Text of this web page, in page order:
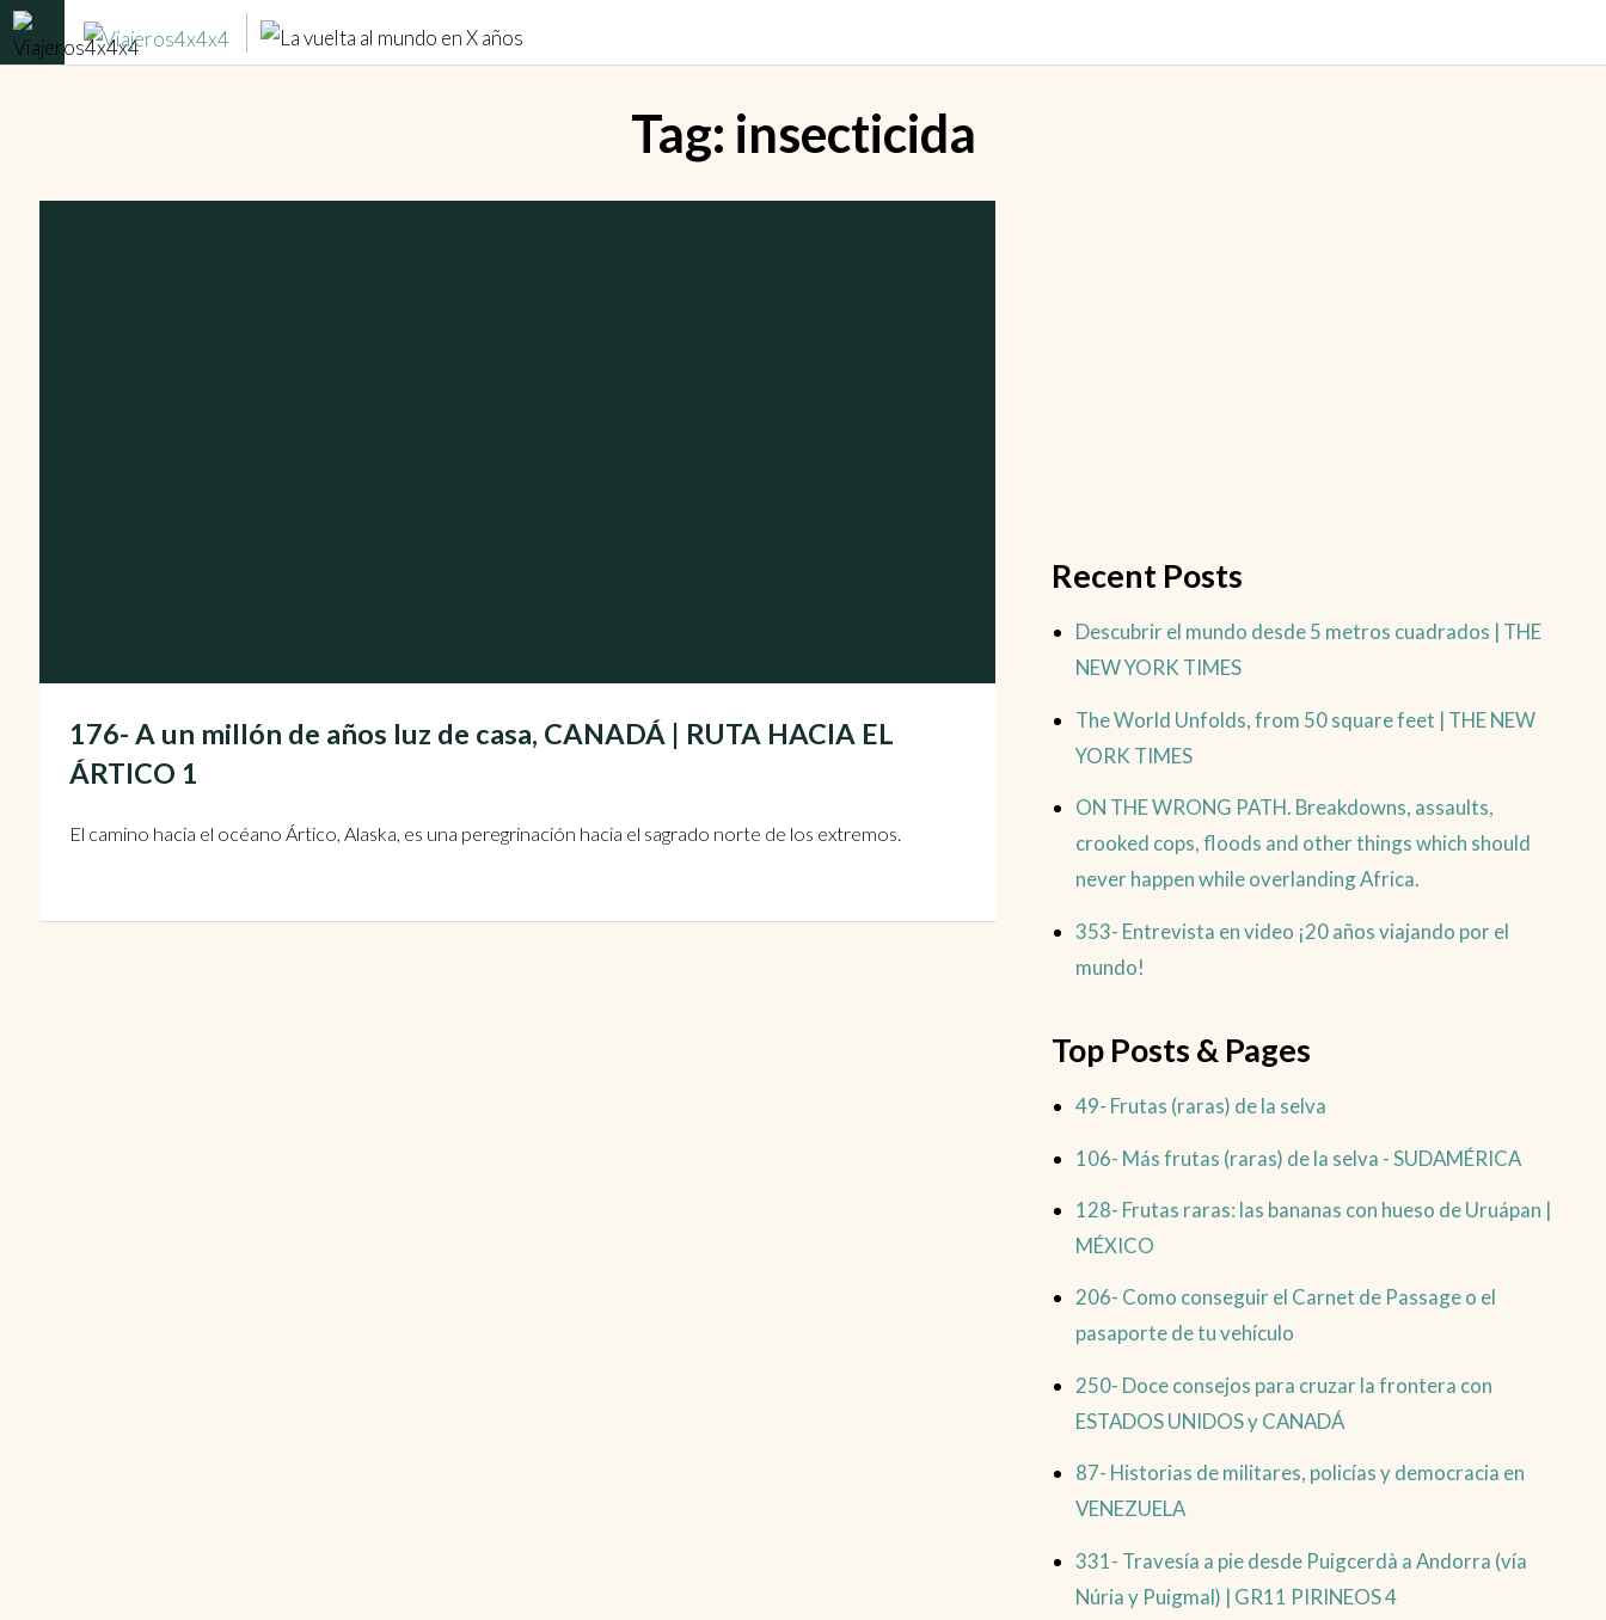
Tag: insecticida
176- A un millón de años luz de casa, CANADÁ | RUTA HACIA EL
ÁRTICO 1
El camino hacia el océano Ártico, Alaska, es una peregrinación hacia el sagrado norte de los extremos.
Recent Posts
Descubrir el mundo desde 5 metros cuadrados | THE
NEW YORK TIMES
The World Unfolds, from 50 square feet | THE NEW
YORK TIMES
ON THE WRONG PATH. Breakdowns, assaults,
crooked cops, floods and other things which should
never happen while overlanding Africa.
353- Entrevista en video ¡20 años viajando por el
mundo!
Top Posts & Pages
49- Frutas (raras) de la selva
106- Más frutas (raras) de la selva - SUDAMÉRICA
128- Frutas raras: las bananas con hueso de Uruápan |
MÉXICO
206- Como conseguir el Carnet de Passage o el
pasaporte de tu vehículo
250- Doce consejos para cruzar la frontera con
ESTADOS UNIDOS y CANADÁ
87- Historias de militares, policías y democracia en
VENEZUELA
331- Travesía a pie desde Puigcerdà a Andorra (vía
Núria y Puigmal) | GR11 PIRINEOS 4